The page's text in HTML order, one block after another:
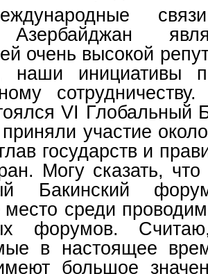
очень высокой
наши инициативы
VI Глобальный
участие
государств и
Могу сказать, что
Бакинский
место среди
форумов.
в настоящее
большое